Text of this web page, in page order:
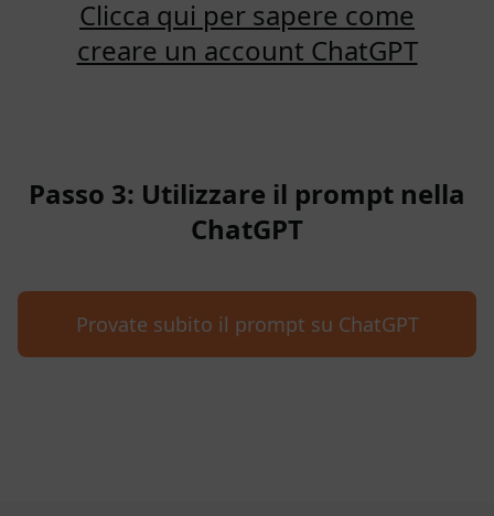
Clicca qui per sapere come
creare un account ChatGPT
Passo 3: Utilizzare il prompt nella
ChatGPT
Provate subito il prompt su ChatGPT